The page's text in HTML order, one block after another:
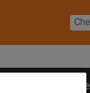
Nous joindre